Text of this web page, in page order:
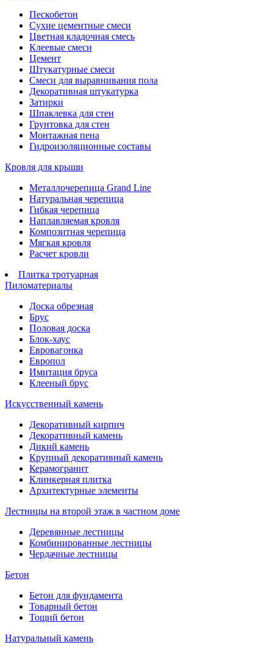
Пескобетон
Сухие цементные смеси
Цветная кладочная смесь
Клеевые смеси
Цемент
Штукатурные смеси
Смеси для выравнивания пола
Декоративная штукатурка
Затирки
Шпаклевка для стен
Грунтовка для стен
Монтажная пена
Гидроизоляционные составы
Кровля для крыши
Металлочерепица Grand Line
Натуральная черепица
Гибкая черепица
Наплавляемая кровля
Композитная черепица
Мягкая кровля
Расчет кровли
Плитка тротуарная
Пиломатериалы
Доска обрезная
Брус
Половая доска
Блок-хаус
Евровагонка
Европол
Имитация бруса
Клееный брус
Искусственный камень
Декоративный кирпич
Декоративный камень
Дикий камень
Крупный декоративный камень
Керамогранит
Клинкерная плитка
Архитектурные элементы
Лестницы на второй этаж в частном доме
Деревянные лестницы
Комбинированные лестницы
Чердачные лестницы
Бетон
Бетон для фундамента
Товарный бетон
Тощий бетон
Натуральный камень